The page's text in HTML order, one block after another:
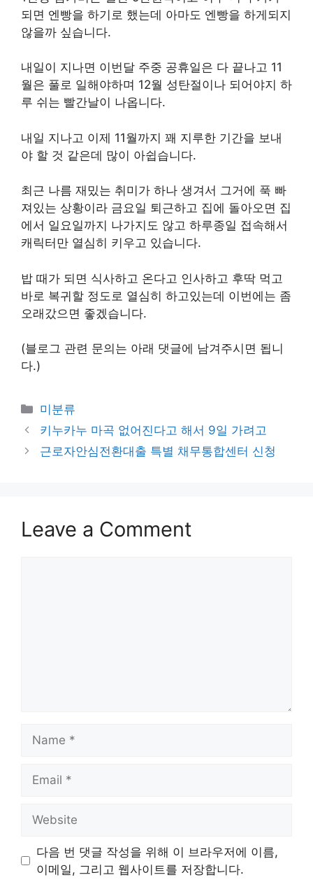
되면 엔빵을 하기로 했는데 아마도 엔빵을 하게되지
않을까 싶습니다.
내일이 지나면 이번달 주중 공휴일은 다 끝나고 11
월은 풀로 일해야하며 12월 성탄절이나 되어야지 하
루 쉬는 빨간날이 나옵니다.
내일 지나고 이제 11월까지 꽤 지루한 기간을 보내
야 할 것 같은데 많이 아쉽습니다.
최근 나름 재밌는 취미가 하나 생겨서 그거에 푹 빠
져있는 상황이라 금요일 퇴근하고 집에 돌아오면 집
에서 일요일까지 나가지도 않고 하루종일 접속해서
캐릭터만 열심히 키우고 있습니다.
밥 때가 되면 식사하고 온다고 인사하고 후딱 먹고
바로 복귀할 정도로 열심히 하고있는데 이번에는 좀
오래갔으면 좋겠습니다.
(블로그 관련 문의는 아래 댓글에 남겨주시면 됩니
다.)
Categories
미분류
키누카누 마곡 없어진다고 해서 9일 가려고
근로자안심전환대출 특별 채무통합센터 신청
Leave a Comment
다음 번 댓글 작성을 위해 이 브라우저에 이름,
이메일, 그리고 웹사이트를 저장합니다.